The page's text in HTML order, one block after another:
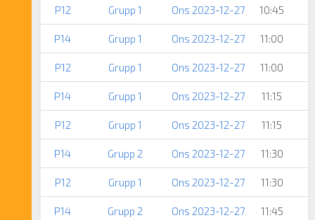
P12 Grupp 1 Ons 2023-12-27 10:45
P14 Grupp 1 Ons 2023-12-27 11:00
P12 Grupp 1 Ons 2023-12-27 11:00
P14 Grupp 1 Ons 2023-12-27 11:15
P12 Grupp 1 Ons 2023-12-27 11:15
P14 Grupp 2 Ons 2023-12-27 11:30
P12 Grupp 1 Ons 2023-12-27 11:30
P14 Grupp 2 Ons 2023-12-27 11:45